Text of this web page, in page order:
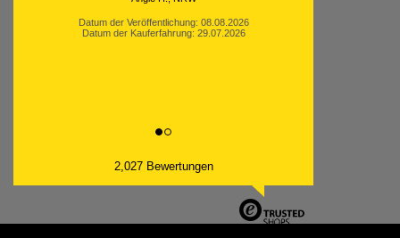
Datum der Veröffentlichung: 05.08.2026
Datum der Kauferfahrung: 29.07.2026
2,027 Bewertungen